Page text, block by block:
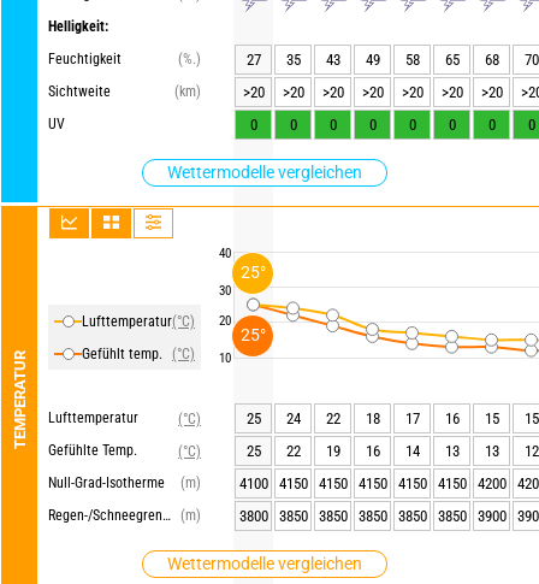
Helligkeit:
Feuchtigkeit
(%.)
Sichtweite
(km)
UV
Wettermodelle vergleichen
TEMPERATUR
Lufttemperatur(°C)
Gefühlt temp.
(°C)
Lufttemperatur
(°C)
Gefühlte Temp.
(°C)
Null-Grad-Isotherme
(m)
Regen-/Schneegrenze (m)
Wettermodelle vergleichen
40
30
20
10
27 35 43 49 58 65 68
70
>20
>20 >20 >20 >20 >20 >20
0
0 0 0 0 0 0 0
25 24 22 18 17 16 15
15
25
22 19 16 14 13 13
12
4100
4150 4150 4150 4150 4150 4200
3800
3850 3850 3850 3850 3850 3900
25°
25°